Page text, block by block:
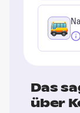
Das
über